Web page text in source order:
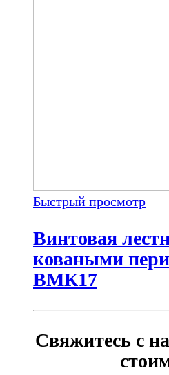
Быстрый просмотр
Винтовая
коваными
ВМК17
Свяжитесь с